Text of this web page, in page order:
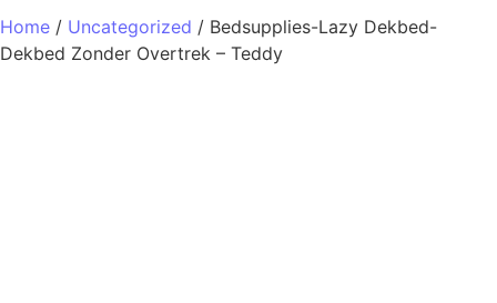
Home / Uncategorized / Bedsupplies-Lazy Dekbed-
Dekbed Zonder Overtrek – Teddy